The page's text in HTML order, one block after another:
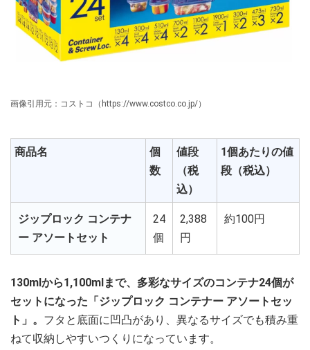
画像引用元：コストコ（https://www.costco.co.jp/）
商品名
個
数
値段
（税
込）
1個あたりの値
段（税込）
ジップロック コンテナ
ー アソートセット
24
個
2,388
円
約100円
130mlから1,100mlまで、多彩なサイズのコンテナ24個が
セットになった「ジップロック コンテナー アソートセッ
ト」。 フタと底面に凹凸があり、異なるサイズでも積み重
ねて収納しやすいつくりになっています。